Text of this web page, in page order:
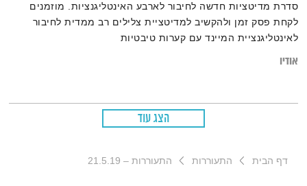
סדרת מדיטציות חדשה לחיבור לארבע האינטליגנציות. מוזמנים
לקחת פסק זמן ולהקשיב למדיטציית צלילים רב ממדית לחיבור
לאינטליגנציית המיינד עם קערות טיבטיות
אודיו
הצג עוד
דף הבית התעוררות התעוררות – 21.5.19